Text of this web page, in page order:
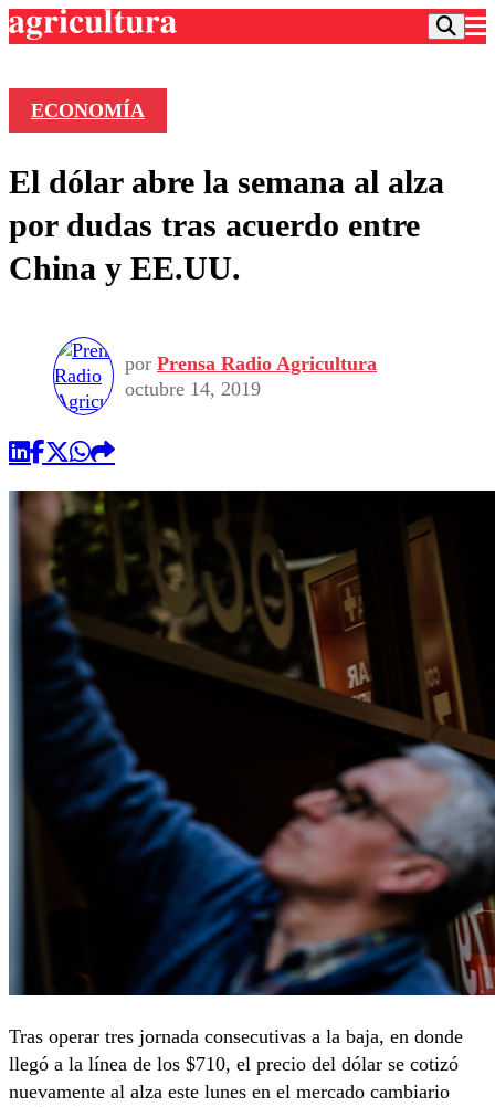
Frecuencias
Agricultura TV
Deportes
Colo Colo
Seleccion Chilena
Torneo Internacional
Entretención
Economía
Internacional
Publicaciones en medios
Opinión
ECONOMÍA
El dólar abre la semana al alza
por dudas tras acuerdo entre
China y EE.UU.
por Prensa Radio Agricultura
octubre 14, 2019
Tras operar tres jornada consecutivas a la baja, en donde
llegó a la línea de los $710, el precio del dólar se cotizó
nuevamente al alza este lunes en el mercado cambiario